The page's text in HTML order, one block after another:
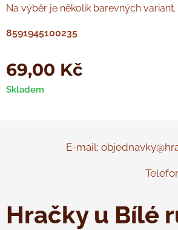
Na výběr je několik barevných variant.
8591945100235
69,00 Kč
Skladem
E-mail:
Hračky u Bílé